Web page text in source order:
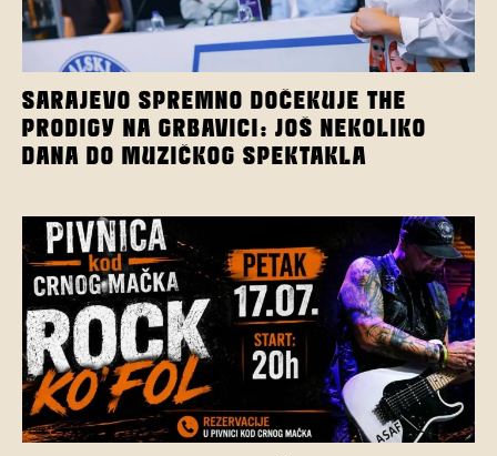
SARAJEVO SPREMNO DOČEKUJE THE
PRODIGY NA GRBAVICI: JOŠ NEKOLIKO
DANA DO MUZIČKOG SPEKTAKLA